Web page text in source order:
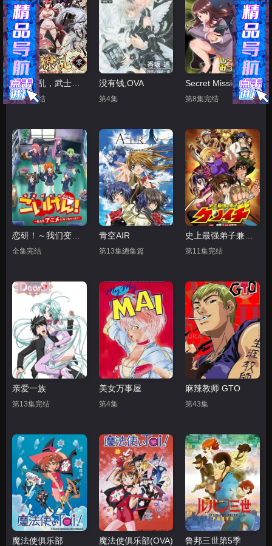
第2集完结
没有钱,OVA
第4集
Secret Mission潜入捜査官绝对不会输
第8集完结
全集完结
青空AIR
第13集總集篇 第11集完结
亲爱一族
第13集完结
美女万事屋
第4集
麻辣教师 GTO
第43集
魔法使俱乐部 魔法使俱乐部(OVA) 鲁邦三世第5季